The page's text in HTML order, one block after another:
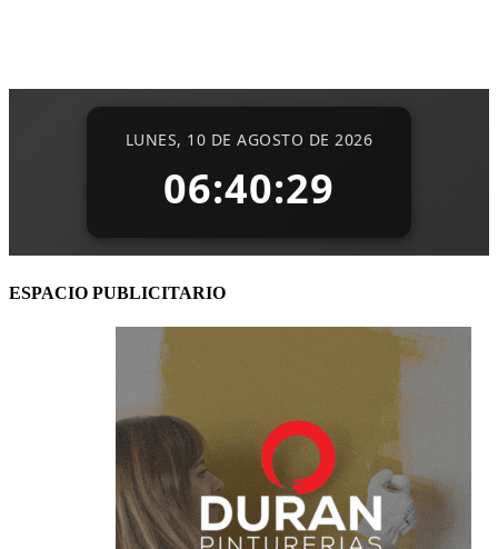
ESPACIO PUBLICITARIO